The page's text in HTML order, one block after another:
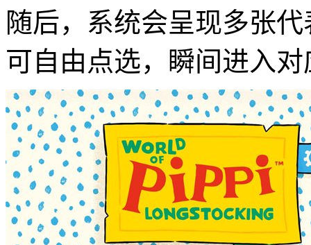
随后，系统会呈现多张
可自由点选，瞬间进入